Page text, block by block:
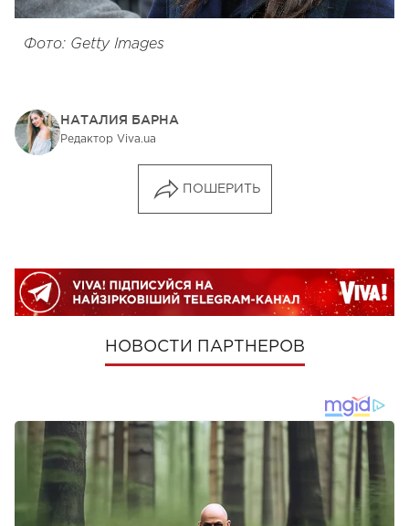
Фото: Getty Images
НАТАЛИЯ БАРНА
Редактор Viva.ua
ПОШЕРИТЬ
НОВОСТИ ПАРТНЕРОВ